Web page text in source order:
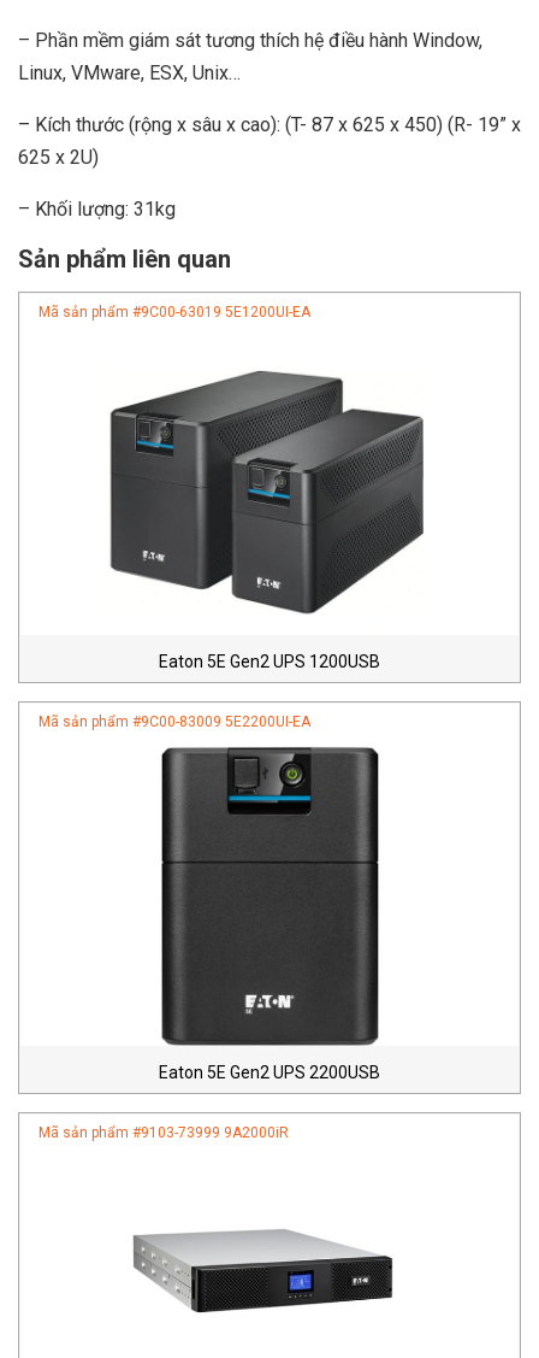
– Phần mềm giám sát tương thích hệ điều hành Window,
Linux, VMware, ESX, Unix…
– Kích thước (rộng x sâu x cao): (T- 87 x 625 x 450) (R- 19” x
625 x 2U)
– Khối lượng: 31kg
Sản phẩm liên quan
Mã sản phẩm #9C00-63019 5E1200UI-EA
Eaton 5E Gen2 UPS 1200USB
Mã sản phẩm #9C00-83009 5E2200UI-EA
Eaton 5E Gen2 UPS 2200USB
Mã sản phẩm #9103-73999 9A2000iR